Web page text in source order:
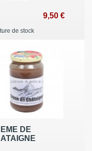
9,50 €
de stock
DE